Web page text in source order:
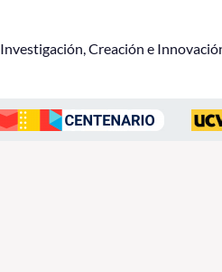
Investigación, Creación e